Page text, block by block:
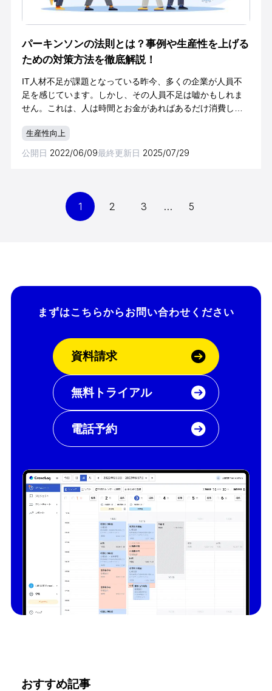
パーキンソンの法則とは？事例や生産性を上げる
ための対策方法を徹底解説！
IT人材不足が課題となっている昨今、多くの企業が人員不
足を感じています。しかし、その人員不足は嘘かもしれま
せん。これは、人は時間とお金があればあるだけ消費して
があるためです。この状態になっている場合
生産性向上
公開日 2022/06/09最終更新日 2025/07/29
1 2 3 … 5
まずはこちらから お問い合わせください
資料請求
無料トライアル
電話予約
おすすめ記事